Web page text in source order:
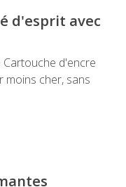
d'esprit avec
d'encre
moins cher, sans